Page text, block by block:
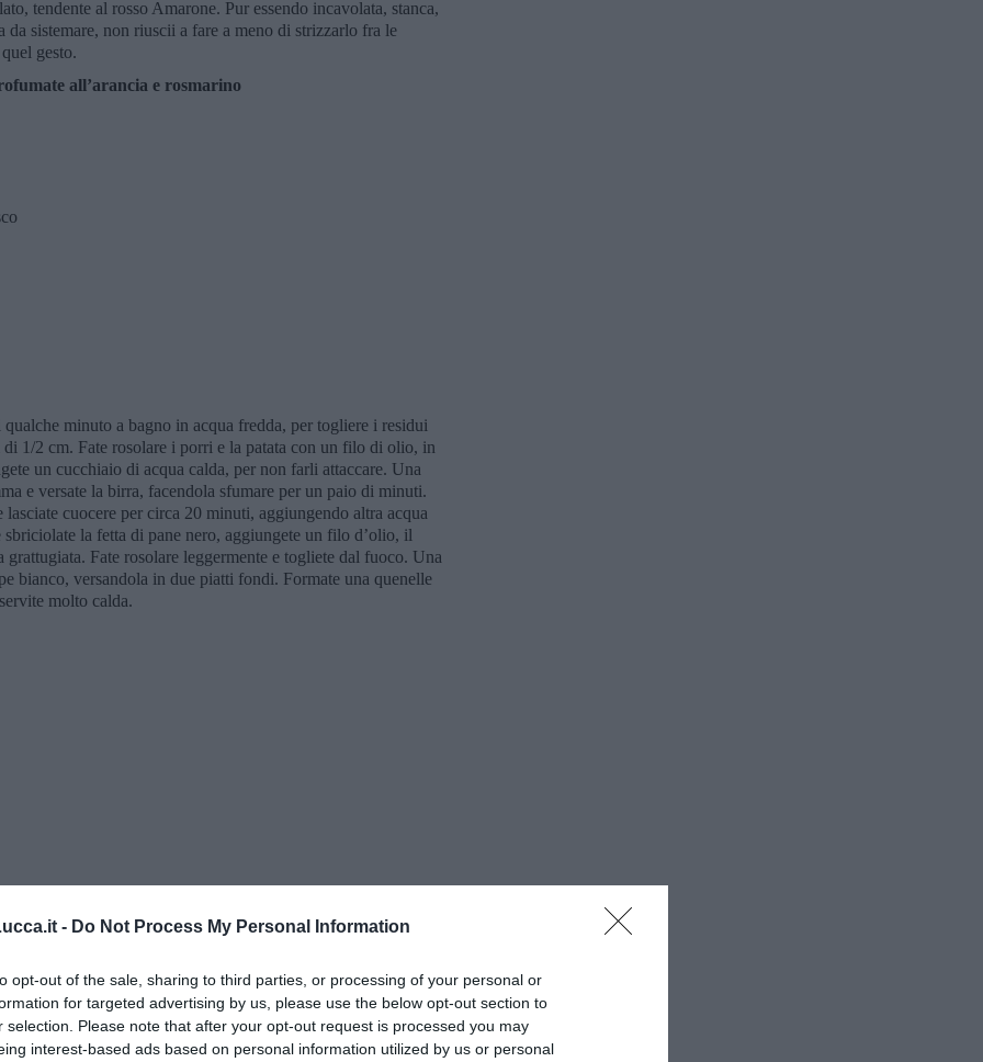
- Do Not Process My Personal Information
opt-out of the sale, sharing to third parties, or processing of your personal or
for targeted advertising by us, please use the below opt-out section to
selection. Please note that after your opt-out request is processed you may
interest-based ads based on personal information utilized by us or personal
tendente al rosso Amarone. Pur essendo incavolata, stanca,
sistemare, non riuscii a fare a meno di strizzarlo fra le
gesto.
all’arancia e rosmarino
minuto a bagno in acqua fredda, per togliere i residui
di 1/2 cm. Fate rosolare i porri e la patata con un filo di olio, in
un cucchiaio di acqua calda, per non farli attaccare. Una
e versate la birra, facendola sfumare per un paio di minuti.
cuocere per circa 20 minuti, aggiungendo altra acqua
la fetta di pane nero, aggiungete un filo d’olio, il
grattugiata. Fate rosolare leggermente e togliete dal fuoco. Una
bianco, versandola in due piatti fondi. Formate una quenelle
molto calda.
di Rubina Rovini
e latte di cocco